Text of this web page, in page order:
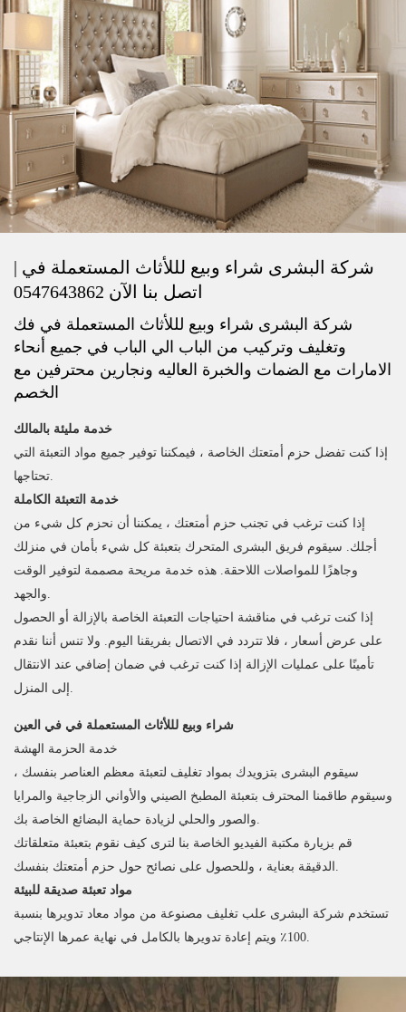
شركة البشرى شراء وبيع لللأثاث المستعملة في |
اتصل بنا الآن 0547643862
شركة البشرى شراء وبيع لللأثاث المستعملة في فك
وتغليف وتركيب من الباب الي الباب في جميع أنحاء
الامارات مع الضمات والخبرة العاليه ونجارين محترفين مع
الخصم
خدمة مليئة بالمالك
إذا كنت تفضل حزم أمتعتك الخاصة ، فيمكننا توفير جميع مواد التعبئة التي
خدمة التعبئة الكاملة
إذا كنت ترغب في تجنب حزم أمتعتك ، يمكننا أن نحزم كل شيء من
أجلك. سيقوم فريق البشرى المتحرك بتعبئة كل شيء بأمان في منزلك
وجاهزًا للمواصلات اللاحقة. هذه خدمة مريحة مصممة لتوفير الوقت
إذا كنت ترغب في مناقشة احتياجات التعبئة الخاصة بالإزالة أو الحصول
على عرض أسعار ، فلا تتردد في الاتصال بفريقنا اليوم. ولا تنس أننا نقدم
تأمينًا على عمليات الإزالة إذا كنت ترغب في ضمان إضافي عند الانتقال
شراء وبيع لللأثاث المستعملة في في العين
خدمة الحزمة الهشة
سيقوم البشرى بتزويدك بمواد تغليف لتعبئة معظم العناصر بنفسك ،
وسيقوم طاقمنا المحترف بتعبئة المطبخ الصيني والأواني الزجاجية والمرايا
قم بزيارة مكتبة الفيديو الخاصة بنا لترى كيف نقوم بتعبئة متعلقاتك
مواد تعبئة صديقة للبيئة
تستخدم شركة البشرى علب تغليف مصنوعة من مواد معاد تدويرها بنسبة